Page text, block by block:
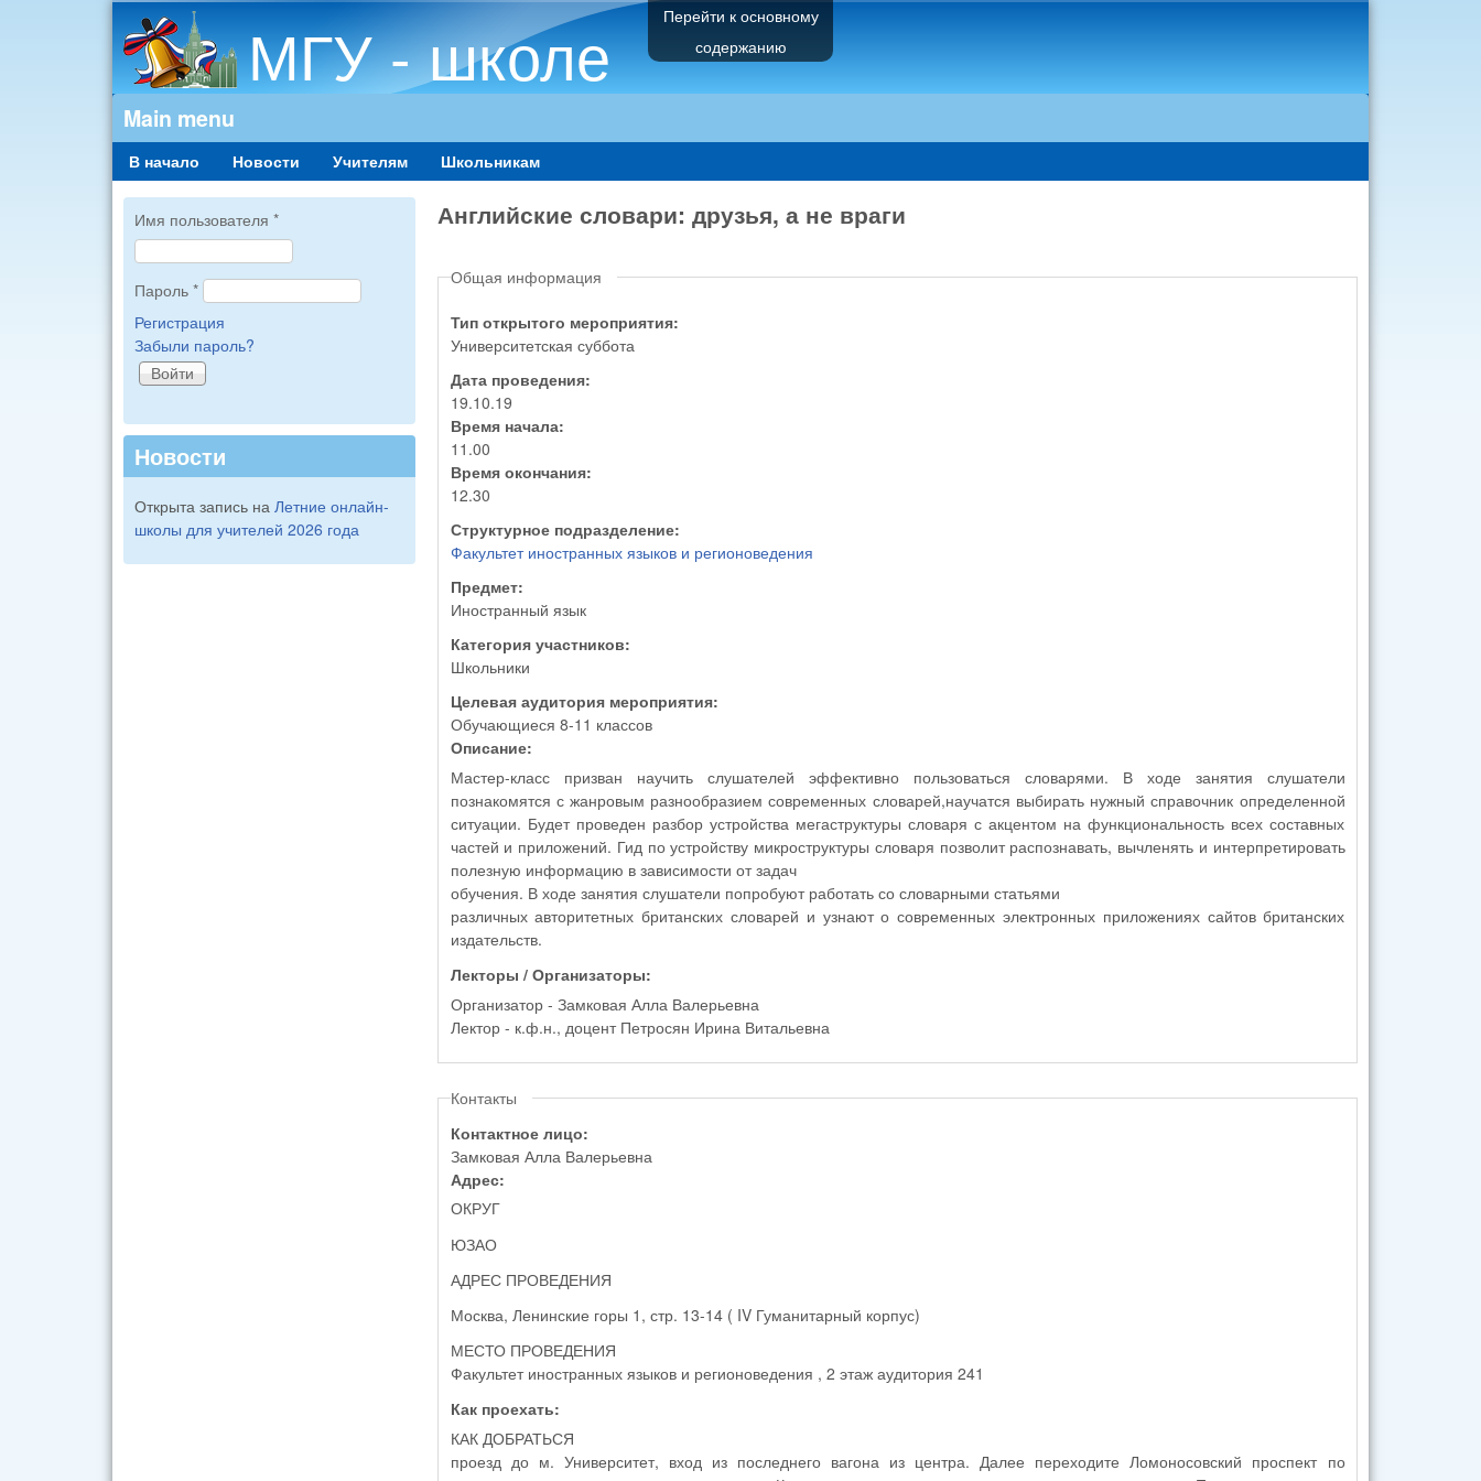
Перейти к основному
содержанию
МГУ - школе
Main menu
В начало Новости Учителям Школьникам
Английские словари: друзья, а не враги
Общая информация
Тип открытого мероприятия:
Университетская суббота
Дата проведения:
19.10.19
Время начала:
11.00
Время окончания:
12.30
Структурное подразделение:
Факультет иностранных языков и регионоведения
Предмет:
Иностранный язык
Категория участников:
Школьники
Целевая аудитория мероприятия:
Обучающиеся 8-11 классов
Описание:
Мастер-класс призван научить слушателей эффективно пользоваться словарями. В ходе занятия слушатели
познакомятся с жанровым разнообразием современных словарей,научатся выбирать нужный справочник определенной
ситуации. Будет проведен разбор устройства мегаструктуры словаря с акцентом на функциональность всех составных
частей и приложений. Гид по устройству микроструктуры словаря позволит распознавать, вычленять и интерпретировать
полезную информацию в зависимости от задач
обучения. В ходе занятия слушатели попробуют работать со словарными статьями
различных авторитетных британских словарей и узнают о современных электронных приложениях сайтов британских
издательств.
Лекторы / Организаторы:
Организатор - Замковая Алла Валерьевна
Лектор - к.ф.н., доцент Петросян Ирина Витальевна
Контакты
Контактное лицо:
Замковая Алла Валерьевна
Адрес:
ОКРУГ
ЮЗАО
АДРЕС ПРОВЕДЕНИЯ
Москва, Ленинские горы 1, стр. 13-14 ( IV Гуманитарный корпус)
МЕСТО ПРОВЕДЕНИЯ
Факультет иностранных языков и регионоведения , 2 этаж аудитория 241
Как проехать:
КАК ДОБРАТЬСЯ
проезд до м. Университет, вход из последнего вагона из центра. Далее переходите Ломоносовский проспект по
Имя пользователя *
Пароль *
Регистрация
Забыли пароль?
Новости
Открыта запись на Летние онлайн-
школы для учителей 2026 года